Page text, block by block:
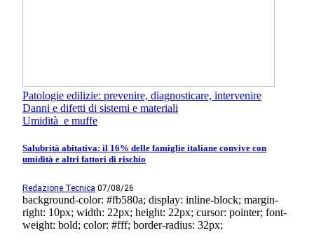
Patologie edilizie: prevenire, diagnosticare, intervenire
Danni e difetti di sistemi e materiali
Umidità e muffe
Salubrità abitativa: il 16% delle famiglie italiane convive con
umidità e altri fattori di rischio
Redazione Tecnica 07/08/26
background-color: #fb580a; display: inline-block; margin-
right: 10px; width: 22px; height: 22px; cursor: pointer; font-
weight: bold; color: #fff; border-radius: 32px;